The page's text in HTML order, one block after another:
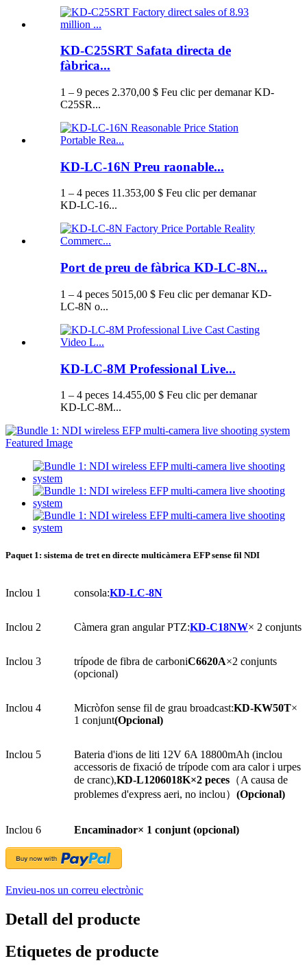
KD-C25SRT Safata directa de
fàbrica...
1 – 9 peces 2.370,00 $ Feu clic per demanar KD-
C25SR...
KD-LC-16N Preu raonable...
1 – 4 peces 11.353,00 $ Feu clic per demanar
KD-LC-16...
Port de preu de fàbrica KD-LC-8N...
1 – 4 peces 5015,00 $ Feu clic per demanar KD-
LC-8N o...
KD-LC-8M Professional Live...
1 – 4 peces 14.455,00 $ Feu clic per demanar
KD-LC-8M...
Paquet 1: sistema de tret en directe multicàmera EFP sense fil NDI
Inclou 1 consola:KD-LC-8N
Inclou 2 Càmera gran angular PTZ:KD-C18NW× 2 conjunts
Inclou 3 trípode de fibra de carboniC6620A×2 conjunts
(opcional)
Inclou 4 Micròfon sense fil de grau broadcast:KD-KW50T×
1 conjunt(Opcional)
Inclou 5
Bateria d'ions de liti 12V 6A 18800mAh (inclou
accessoris de fixació de trípode com ara calor i urpes
de cranc),KD-L1206018K×2 peces （A causa de
problemes d'express aeri, no inclou） (Opcional)
Inclou 6 Encaminador× 1 conjunt (opcional)
Envieu-nos un correu electrònic
Detall del producte
Etiquetes de producte